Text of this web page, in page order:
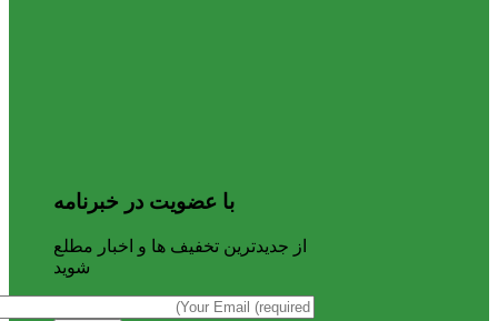
با عضویت در خبرنامه
از جدیدترین تخفیف ها و اخبار مطلع
شوید